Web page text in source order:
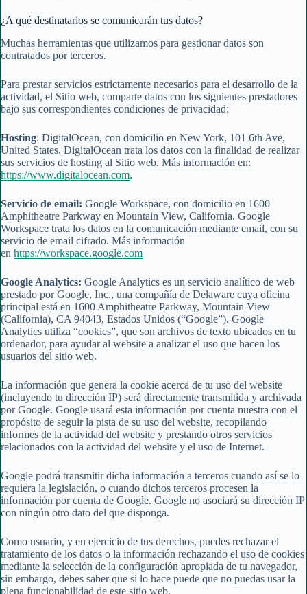
¿A qué destinatarios se comunicarán tus datos?
Muchas herramientas que utilizamos para gestionar datos son
contratados por terceros.
Para prestar servicios estrictamente necesarios para el desarrollo de la
actividad, el Sitio web, comparte datos con los siguientes prestadores
bajo sus correspondientes condiciones de privacidad:
Hosting: DigitalOcean, con domicilio en New York, 101 6th Ave,
United States. DigitalOcean trata los datos con la finalidad de realizar
sus servicios de hosting al Sitio web. Más información en:
https://www.digitalocean.com.
Servicio de email: Google Workspace, con domicilio en 1600
Amphitheatre Parkway en Mountain View, California. Google
Workspace trata los datos en la comunicación mediante email, con su
servicio de email cifrado. Más información
en https://workspace.google.com
Google Analytics: Google Analytics es un servicio analítico de web
prestado por Google, Inc., una compañía de Delaware cuya oficina
principal está en 1600 Amphitheatre Parkway, Mountain View
(California), CA 94043, Estados Unidos (“Google”). Google
Analytics utiliza “cookies”, que son archivos de texto ubicados en tu
ordenador, para ayudar al website a analizar el uso que hacen los
usuarios del sitio web.
La información que genera la cookie acerca de tu uso del website
(incluyendo tu dirección IP) será directamente transmitida y archivada
por Google. Google usará esta información por cuenta nuestra con el
propósito de seguir la pista de su uso del website, recopilando
informes de la actividad del website y prestando otros servicios
relacionados con la actividad del website y el uso de Internet.
Google podrá transmitir dicha información a terceros cuando así se lo
requiera la legislación, o cuando dichos terceros procesen la
información por cuenta de Google. Google no asociará su dirección IP
con ningún otro dato del que disponga.
Como usuario, y en ejercicio de tus derechos, puedes rechazar el
tratamiento de los datos o la información rechazando el uso de cookies
mediante la selección de la configuración apropiada de tu navegador,
sin embargo, debes saber que si lo hace puede que no puedas usar la
plena funcionabilidad de este sitio web.